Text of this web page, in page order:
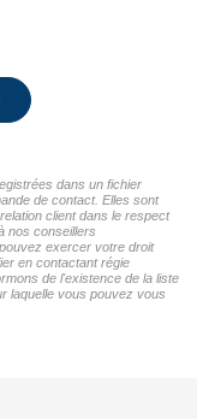
dans un fichier
de contact. Elles sont
client dans le respect
nos conseillers
exercer votre droit
en contactant régie
de l'existence de la liste
laquelle vous pouvez vous